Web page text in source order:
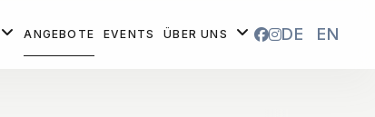
ANGEBOTE EVENTS ÜBER UNS DE EN